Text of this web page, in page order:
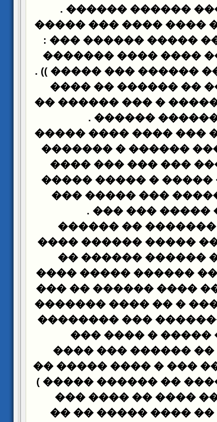
��� ��� ���
.
��� �� ����� ����
����� ��� �� �����
:
���� ����� ����
����� ������
)) .
��� ��� ��� ��
������ �� ������ �
��� �������
.
���� �� ���� ���
���� ���� ���
��� ���� ��� ���
���� ����� ����� �
��� ��� ������ ���
����� �����
.
���� ��� �������
�������� ��� �����
������� � ������
����� �� ����
������ ����� ����
�� ������ ���� � ��
���� ��� ��������
�� �� �� ����� �
�������� ��
������ �� ��� ��� �
������� ( ����� ��
�� ����� �� ����
������� � �� ����